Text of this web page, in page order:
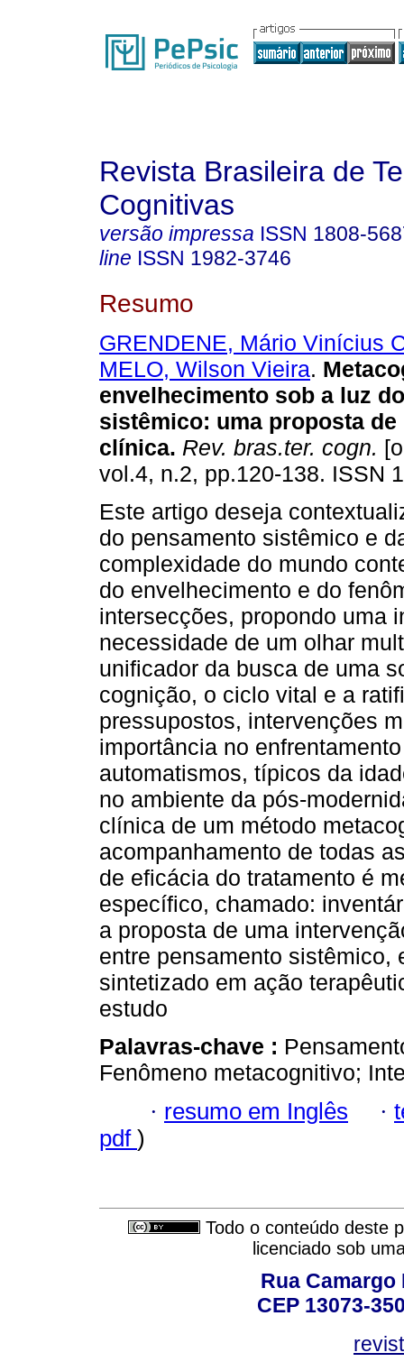
Revista Brasileira de
Cognitivas
versão impressa ISSN 1808-
line ISSN 1982-3746
Resumo
GRENDENE, Mário Vinícius
MELO, Wilson Vieira.
envelhecimento sob a luz
sistêmico: uma proposta
clínica. Rev. bras.ter. cogn.
vol.4, n.2, pp.120-138. ISSN
Este artigo deseja
do pensamento sistêmico e
complexidade do mundo
do envelhecimento e do
intersecções, propondo uma
necessidade de um olhar
unificador da busca de uma
cognição, o ciclo vital e a
pressupostos, intervenções
importância no
automatismos, típicos da
no ambiente da pós-
clínica de um método
acompanhamento de todas
de eficácia do tratamento é
específico, chamado:
a proposta de uma
entre pensamento sistêmico,
sintetizado em ação
estudo
Palavras-chave :
Fenômeno metacognitivo;
· resumo em Inglês ·
pdf )
Todo o conteúdo deste
licenciado sob
Rua Camargo
CEP 13073-